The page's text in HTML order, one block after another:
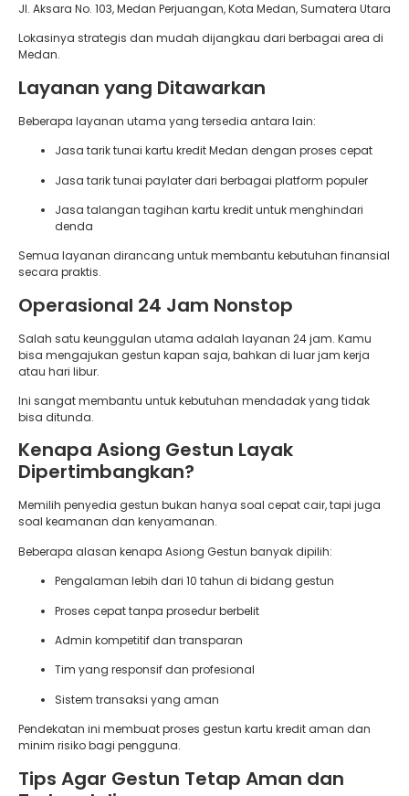
Jl. Aksara No. 103, Medan Perjuangan, Kota Medan, Sumatera Utara
Lokasinya strategis dan mudah dijangkau dari berbagai area di
Medan.
Layanan yang Ditawarkan
Beberapa layanan utama yang tersedia antara lain:
Jasa tarik tunai kartu kredit Medan dengan proses cepat
Jasa tarik tunai paylater dari berbagai platform populer
Jasa talangan tagihan kartu kredit untuk menghindari
denda
Semua layanan dirancang untuk membantu kebutuhan finansial
secara praktis.
Operasional 24 Jam Nonstop
Salah satu keunggulan utama adalah layanan 24 jam. Kamu
bisa mengajukan gestun kapan saja, bahkan di luar jam kerja
atau hari libur.
Ini sangat membantu untuk kebutuhan mendadak yang tidak
bisa ditunda.
Kenapa Asiong Gestun Layak
Dipertimbangkan?
Memilih penyedia gestun bukan hanya soal cepat cair, tapi juga
soal keamanan dan kenyamanan.
Beberapa alasan kenapa Asiong Gestun banyak dipilih:
Pengalaman lebih dari 10 tahun di bidang gestun
Proses cepat tanpa prosedur berbelit
Admin kompetitif dan transparan
Tim yang responsif dan profesional
Sistem transaksi yang aman
Pendekatan ini membuat proses gestun kartu kredit aman dan
minim risiko bagi pengguna.
Tips Agar Gestun Tetap Aman dan